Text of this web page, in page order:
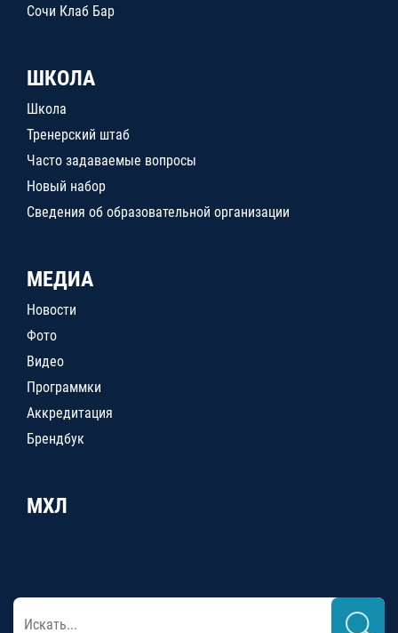
Сочи Клаб Бар
ШКОЛА
Школа
Тренерский штаб
Часто задаваемые вопросы
Новый набор
Сведения об образовательной организации
МЕДИА
Новости
Фото
Видео
Программки
Аккредитация
Брендбук
МХЛ